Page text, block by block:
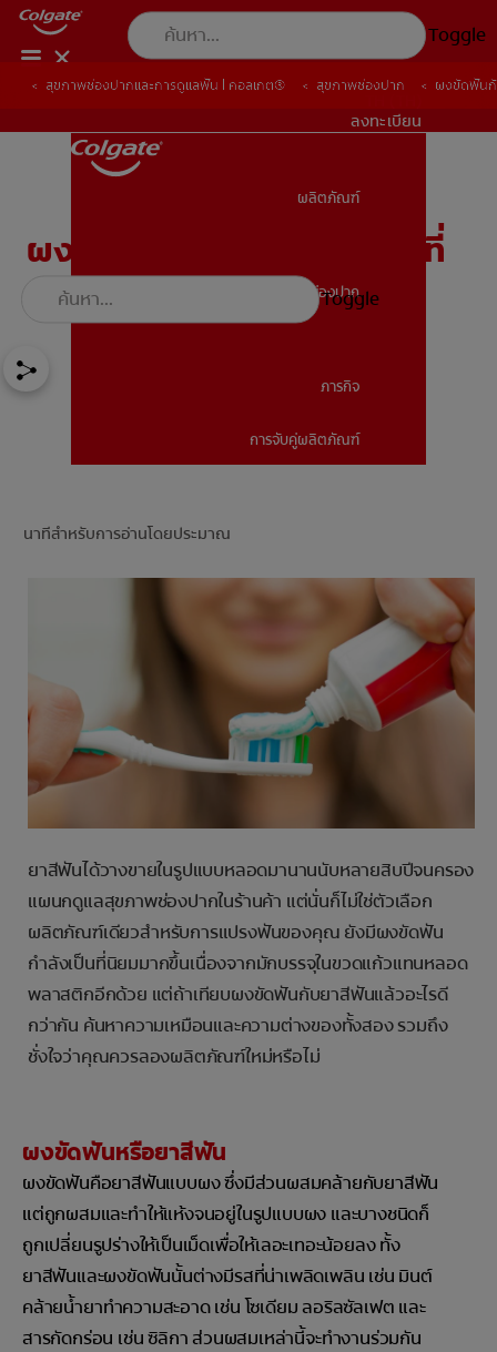
Toggle
TH (TH)
ลงทะเบียน
ลงทะเบียน
ผลิตภัณฑ์
สุขภาพช่องปาก
ภารกิจ
การจับคู่ผลิตภัณฑ์
Toggle
สุขภาพช่องปากและการดูแลฟัน | คอลเกต® สุขภาพช่องปาก ผงขัดฟันกั
ผงขัดฟันหรือ ยาสีฟัน: อะไรที่
เหมาะสำหรับคุณ
นาทีสำหรับการอ่านโดยประมาณ
ยาสีฟันได้วางขายในรูปแบบหลอดมานานนับหลายสิบปีจนครอง
แผนกดูแลสุขภาพช่องปากในร้านค้า แต่นั่นก็ไม่ใช่ตัวเลือก
ผลิตภัณฑ์เดียวสำหรับการแปรงฟันของคุณ ยังมีผงขัดฟัน
กำลังเป็นที่นิยมมากขึ้นเนื่องจากมักบรรจุในขวดแก้วแทนหลอด
พลาสติกอีกด้วย แต่ถ้าเทียบผงขัดฟันกับยาสีฟันแล้วอะไรดี
กว่ากัน ค้นหาความเหมือนและความต่างของทั้งสอง รวมถึง
ชั่งใจว่าคุณควรลองผลิตภัณฑ์ใหม่หรือไม่
ผงขัดฟันหรือยาสีฟัน
ผงขัดฟันคือยาสีฟันแบบผง ซึ่งมีส่วนผสมคล้ายกับยาสีฟัน
แต่ถูกผสมและทำให้แห้งจนอยู่ในรูปแบบผง และบางชนิดก็
ถูกเปลี่ยนรูปร่างให้เป็นเม็ดเพื่อให้เลอะเทอะน้อยลง ทั้ง
ยาสีฟันและผงขัดฟันนั้นต่างมีรสที่น่าเพลิดเพลิน เช่น มินต์
คล้ายน้ำยาทำความสะอาด เช่น โซเดียม ลอริลซัลเฟต และ
สารกัดกร่อน เช่น ซิลิกา ส่วนผสมเหล่านี้จะทำงานร่วมกัน